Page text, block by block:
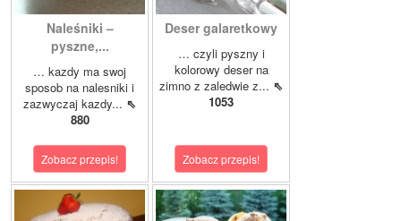
Naleśniki –
pyszne,...
… kazdy ma swoj
sposob na nalesniki i
zazwyczaj kazdy... ⇖
880
Zobacz przepis!
Deser galaretkowy
… czyli pyszny i
kolorowy deser na
zimno z zaledwie z... ⇖
1053
Zobacz przepis!